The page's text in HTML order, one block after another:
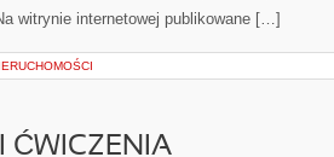
witrynie internetowej publikowane […]
I ĆWICZENIA